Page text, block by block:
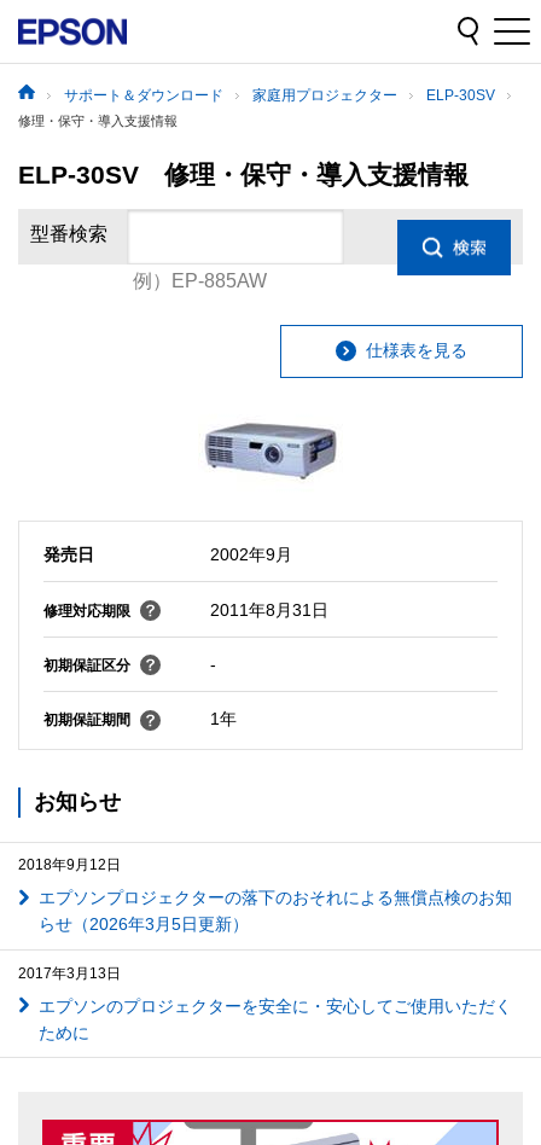
サポート＆ダウンロード 家庭用プロジェクター ELP-30SV
修理・保守・導入支援情報
ELP-30SV 修理・保守・導入支援情報
型番検索
例）EP-885AW
仕様表を見る
発売日 2002年9月
修理対応期限 2011年8月31日
初期保証区分 -
初期保証期間 1年
お知らせ
2018年9月12日
エプソンプロジェクターの落下のおそれによる無償点検のお知
らせ（2026年3月5日更新）
2017年3月13日
エプソンのプロジェクターを安全に・安心してご使用いただく
ために